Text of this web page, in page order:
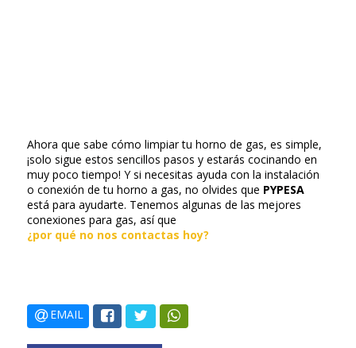
Ahora que sabe cómo limpiar tu horno de gas, es simple,
¡solo sigue estos sencillos pasos y estarás cocinando en
muy poco tiempo! Y si necesitas ayuda con la instalación
o conexión de tu horno a gas, no olvides que PYPESA
está para ayudarte. Tenemos algunas de las mejores
conexiones para gas, así que
¿por qué no nos contactas hoy?
EMAIL